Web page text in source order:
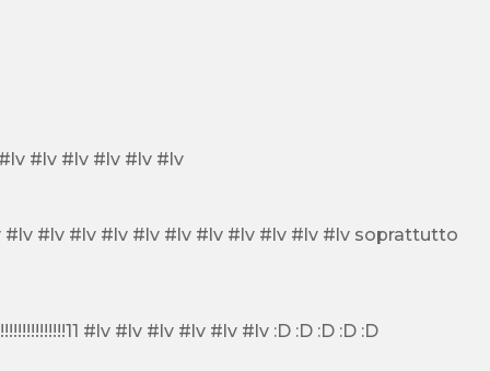
i #lv Niall e Zayn #lv #lv #lv #lv #lv #lv #lv #lv #lv #lv #lv #lv #lv #lv #lv #lv #lv #lv
W GLI 1D!!!!!!!!!!!!!!!!!!!!!! #lv #lv #lv I LOVE LOUIS TOMLINSON!!!!!!!!!!!!!!!!!!11 #lv #lv #lv #lv #lv #lv :D :D :D :D :D